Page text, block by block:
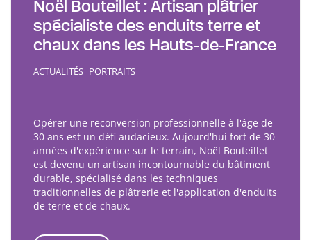
Noël Bouteillet : Artisan plâtrier
spécialiste des enduits terre et
chaux dans les Hauts-de-France
ACTUALITÉS PORTRAITS
Opérer une reconversion professionnelle à l'âge de
30 ans est un défi audacieux. Aujourd'hui fort de 30
années d'expérience sur le terrain, Noël Bouteillet
est devenu un artisan incontournable du bâtiment
durable, spécialisé dans les techniques
traditionnelles de plâtrerie et l'application d'enduits
de terre et de chaux.